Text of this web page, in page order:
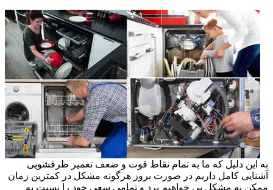
به این دلیل که ما به تمام نقاط قوت و ضعف تعمیر ظرفشویی
آشنایی کامل داریم در صورت بروز هرگونه مشکل در کمترین زمان
ممکن به مشکل پی خواهیم برد و تمامی سعی خود را نسبت به